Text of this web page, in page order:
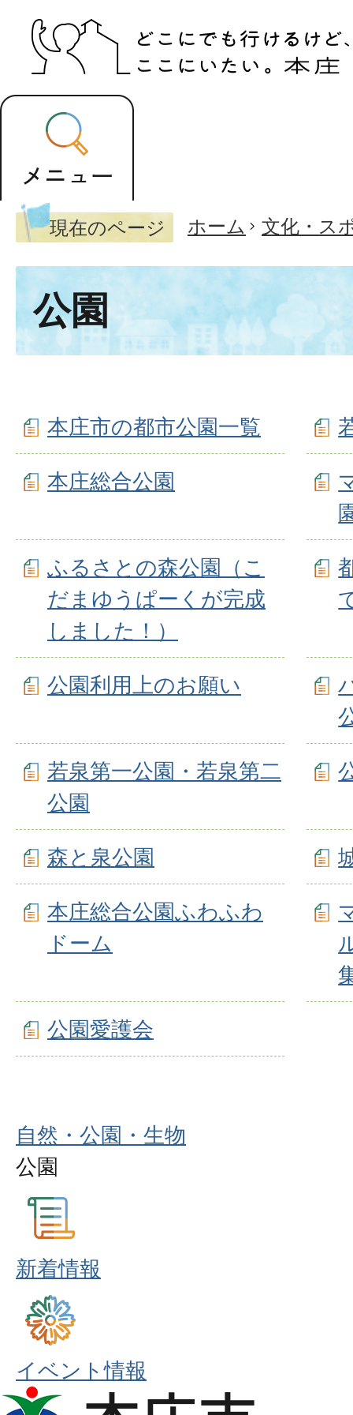
現在のページ ホーム 文化・ス
公園
本庄市の都市公園一覧
本庄総合公園
ふるさとの森公園（こ
だまゆうぱーくが完成
しました！）
公園利用上のお願い
若泉第一公園・若泉第二
公園
森と泉公園
本庄総合公園ふわふわ
ドーム
公園愛護会
自然・公園・生物
公園
新着情報
イベント情報
本